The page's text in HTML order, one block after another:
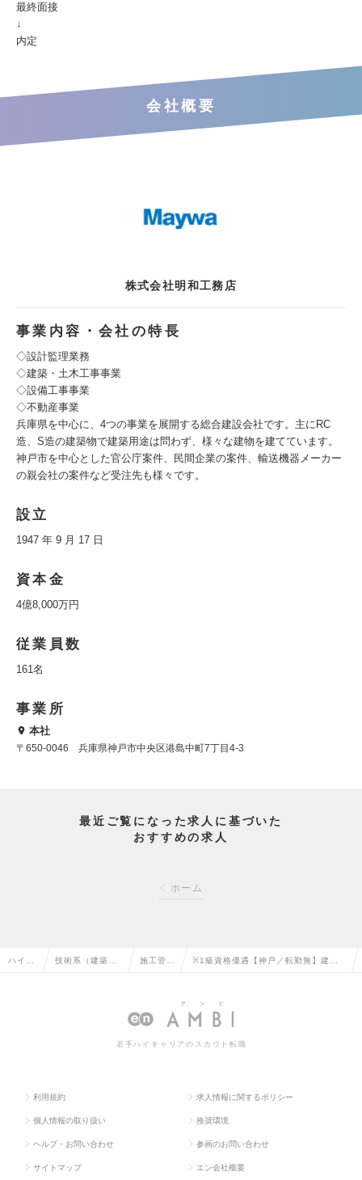
最終面接
↓
内定
会社概要
株式会社明和工務店
事業内容・会社の特長
◇設計監理業務
◇建築・土木工事事業
◇設備工事事業
◇不動産事業
兵庫県を中心に、4つの事業を展開する総合建設会社です。主にRC
造、S造の建築物で建築用途は問わず、様々な建物を建てています。
神戸市を中心とした官公庁案件、民間企業の案件、輸送機器メーカー
の親会社の案件など受注先も様々です。
設立
1947 年 9 月 17 日
資本金
4億8,000万円
従業員数
161名
事業所
本社
〒650-0046 兵庫県神戸市中央区港島中町7丁目4-3
最近ご覧になった求人に基づいた
おすすめの求人
ホーム
ハイク 技術系（建築・ 施工管理
の転職
※1級資格優遇【神戸／転勤無】建築
ム子会社/年休125日の求人情報
若手ハイキャリアのスカウト転職
利用規約 求人情報に関するポリシー
個人情報の取り扱い 推奨環境
ヘルプ・お問い合わせ 参画のお問い合わせ
サイトマップ エン会社概要